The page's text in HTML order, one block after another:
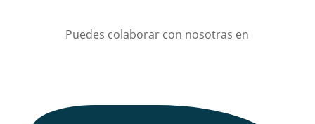
Puedes colaborar con nosotras en